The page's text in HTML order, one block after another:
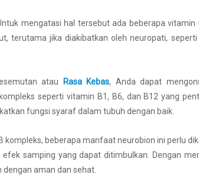
mengatasi hal tersebut ada beberapa vitamin
terutama jika diakibatkan oleh neuropati, seperti
atau Rasa Kebas, Anda dapat
seperti vitamin B1, B6, dan B12 yang
fungsi syaraf dalam tubuh dengan baik.
beberapa manfaat neurobion ini perlu
samping yang dapat ditimbulkan. Dengan
aman dan sehat.